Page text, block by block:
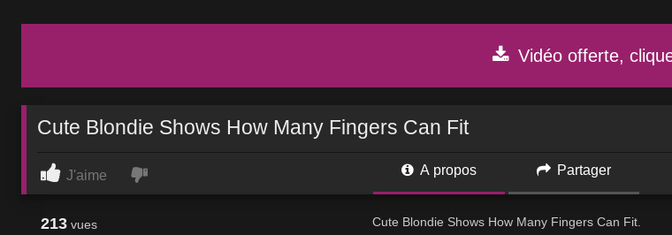
Vidéo offerte,
Cute Blondie Shows How Many Fingers Can Fit
J'aime A propos Partager
213 vues Cute Blondie Shows How Many Fingers Can Fit.